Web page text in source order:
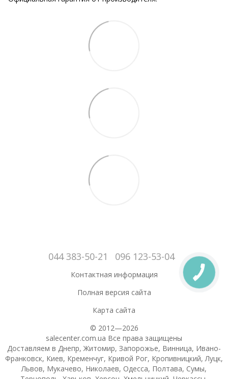
044 383-50-21 096 123-53-04
Контактная информация
Полная версия сайта
Карта сайта
© 2012—2026
salecenter.com.ua Все права защищены
Доставляем в Днепр, Житомир, Запорожье, Винница, Ивано-
Франковск, Киев, Кременчуг, Кривой Рог, Кропивницкий, Луцк,
Львов, Мукачево, Николаев, Одесса, Полтава, Сумы,